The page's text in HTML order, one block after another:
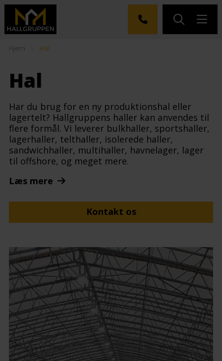
Hjem Hal
Kontakt os
Hal
Har du brug for en ny produktionshal eller
lagertelt? Hallgruppens haller kan anvendes til
flere formål. Vi leverer bulkhaller, sportshaller,
lagerhaller, telthaller, isolerede haller,
sandwichhaller, multihaller, havnelager, lager
til offshore, og meget mere.
Læs mere